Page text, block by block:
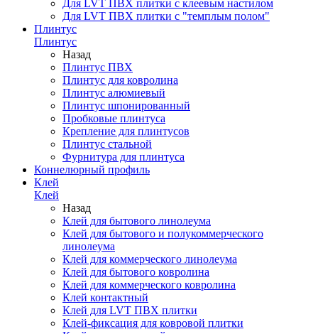
Для LVT ПВХ плитки с клеевым настилом
Для LVT ПВХ плитки с "темплым полом"
Плинтус
Плинтус
Назад
Плинтус ПВХ
Плинтус для ковролина
Плинтус алюмиевый
Плинтус шпонированный
Пробковые плинтуса
Крепление для плинтусов
Плинтус стальной
Фурнитура для плинтуса
Коннелюрный профиль
Клей
Клей
Назад
Клей для бытового линолеума
Клей для бытового и полукоммерческого
линолеума
Клей для коммерческого линолеума
Клей для бытового ковролина
Клей для коммерческого ковролина
Клей контактный
Клей для LVT ПВХ плитки
Клей-фиксация для ковровой плитки